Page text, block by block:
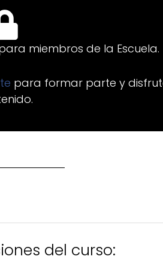
miembros de la Escuela.
para formar parte y
del curso: